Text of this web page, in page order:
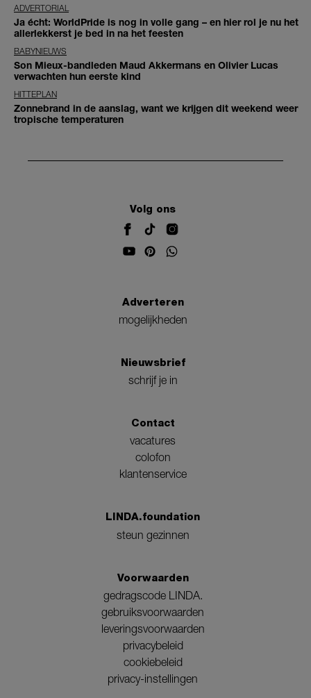
ADVERTORIAL
Ja écht: WorldPride is nog in volle gang – en hier rol je nu het
allerlekkerst je bed in na het feesten
BABYNIEUWS
Son Mieux-bandleden Maud Akkermans en Olivier Lucas
verwachten hun eerste kind
HITTEPLAN
Zonnebrand in de aanslag, want we krijgen dit weekend weer
tropische temperaturen
Volg ons
Adverteren
mogelijkheden
Nieuwsbrief
schrijf je in
Contact
vacatures
colofon
klantenservice
LINDA.foundation
steun gezinnen
Voorwaarden
gedragscode LINDA.
gebruiksvoorwaarden
leveringsvoorwaarden
privacybeleid
cookiebeleid
privacy-instellingen